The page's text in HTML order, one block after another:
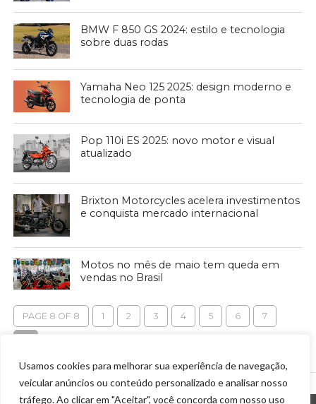
Usamos cookies para melhorar sua experiência de navegação,
veicular anúncios ou conteúdo personalizado e analisar nosso
tráfego. Ao clicar em "Aceitar", você concorda com nosso uso
BMW F 850 ​​GS 2024: estilo e tecnologia
sobre duas rodas
Yamaha Neo 125 2025: design moderno e
tecnologia de ponta
Pop 110i ES 2025: novo motor e visual
atualizado
Brixton Motorcycles acelera investimentos
e conquista mercado internacional
Motos no mês de maio tem queda em
vendas no Brasil
PAGE 8 OF 8 1 2 3 4 5 6 7